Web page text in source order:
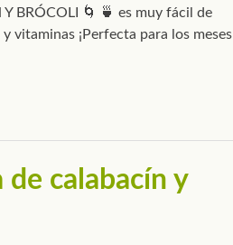
BRÓCOLI 🌀 🍵 es muy fácil de
vitaminas ¡Perfecta para los meses
de calabacín y